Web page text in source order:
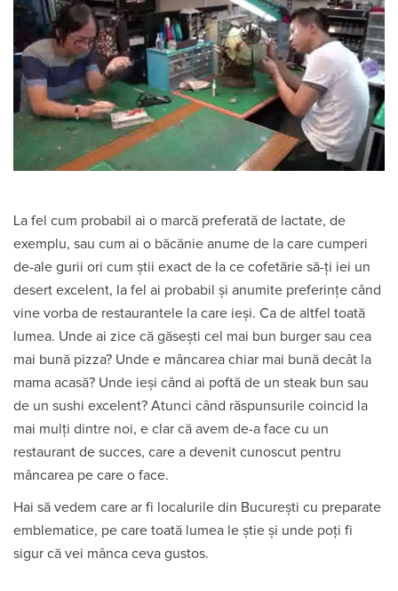
La fel cum probabil ai o marcă preferată de lactate, de
exemplu, sau cum ai o băcănie anume de la care cumperi
de-ale gurii ori cum știi exact de la ce cofetărie să-ți iei un
desert excelent, la fel ai probabil și anumite preferințe când
vine vorba de restaurantele la care ieși. Ca de altfel toată
lumea. Unde ai zice că găsești cel mai bun burger sau cea
mai bună pizza? Unde e mâncarea chiar mai bună decât la
mama acasă? Unde ieși când ai poftă de un steak bun sau
de un sushi excelent? Atunci când răspunsurile coincid la
mai mulți dintre noi, e clar că avem de-a face cu un
restaurant de succes, care a devenit cunoscut pentru
mâncarea pe care o face.
Hai să vedem care ar fi localurile din București cu preparate
emblematice, pe care toată lumea le știe și unde poți fi
sigur că vei mânca ceva gustos.